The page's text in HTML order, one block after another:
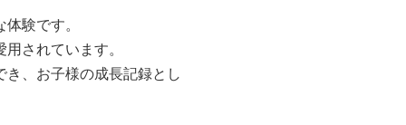
験です。
されています。
、お子様の成長記録とし